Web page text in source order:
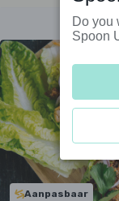
Aanpasbaar
Do you
Spoon